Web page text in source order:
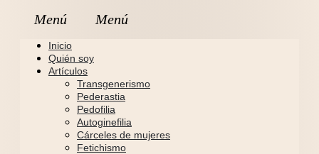
Inicio
Quién soy
Artículos
Transgenerismo
Pederastia
Pedofilia
Autoginefilia
Cárceles de mujeres
Fetichismo